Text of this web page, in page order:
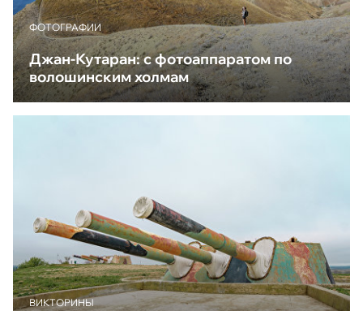
ФОТОГРАФИИ
Джан-Кутаран: с фотоаппаратом по
волошинским холмам
ВИКТОРИНЫ